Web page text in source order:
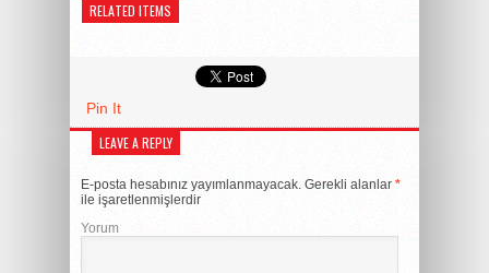
RELATED ITEMS
Pin It
LEAVE A REPLY
E-posta hesabınız yayımlanmayacak. Gerekli alanlar *
ile işaretlenmişlerdir
Yorum